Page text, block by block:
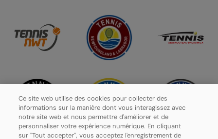
Ce site web utilise des cookies pour collecter des
informations sur la manière dont vous interagissez avec
notre site web et nous permettre d'améliorer et de
personnaliser votre expérience numérique. En cliquant
sur "Tout accepter", vous acceptez l'enregistrement de